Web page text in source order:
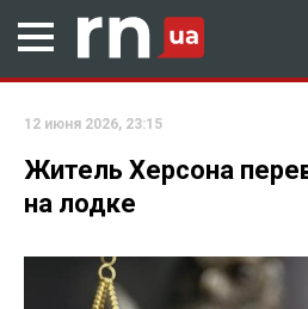
12 июня 2026, 23:15
Житель Херсона
на лодке